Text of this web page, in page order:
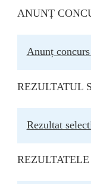
ANUNȚ
Anunț
REZULTATUL
Rezultat